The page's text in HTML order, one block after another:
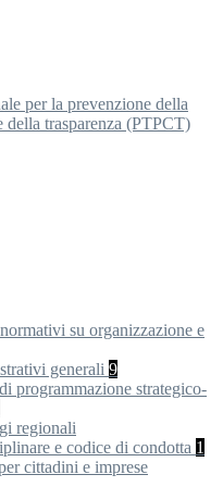
per la prevenzione della
della trasparenza (PTPCT)
su organizzazione e
generali 9
programmazione strategico-
regionali
e codice di condotta 1
cittadini e imprese